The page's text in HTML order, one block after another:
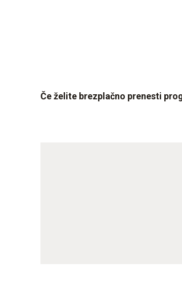
Če želite brezplačno prenesti